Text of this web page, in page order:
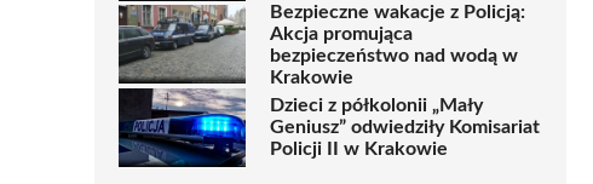
Bezpieczne wakacje z Policją:
Akcja promująca
bezpieczeństwo nad wodą w
Krakowie
Dzieci z półkolonii „Mały
Geniusz” odwiedziły Komisariat
Policji II w Krakowie